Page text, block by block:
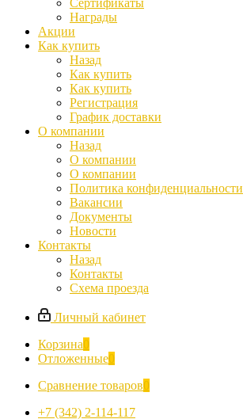
Сертификаты
Награды
Акции
Как купить
Назад
Как купить
Как купить
Регистрация
График доставки
О компании
Назад
О компании
О компании
Политика конфиденциальности
Вакансии
Документы
Новости
Контакты
Назад
Контакты
Схема проезда
Личный кабинет
Корзина0
Отложенные0
Сравнение товаров0
+7 (342) 2-114-117